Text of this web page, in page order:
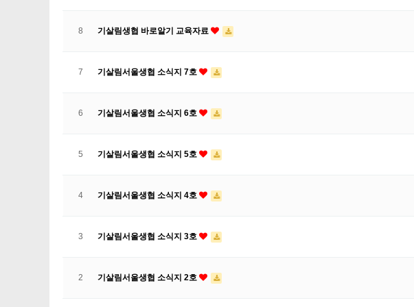
8 기살림생협 바로알기 교육자료
7 기살림서울생협 소식지 7호
6 기살림서울생협 소식지 6호
5 기살림서울생협 소식지 5호
4 기살림서울생협 소식지 4호
3 기살림서울생협 소식지 3호
2 기살림서울생협 소식지 2호